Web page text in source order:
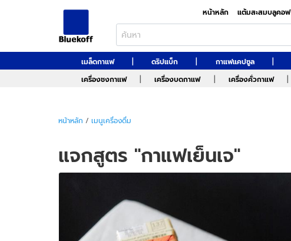
หน้าหลัก แต้มสะสมบลูคอฟ
เมล็ดกาแฟ | ดริปแบ็ก | กาแฟแคปซูล |
เครื่องชงกาแฟ
| เครื่องบดกาแฟ | เครื่องคั่วกาแฟ |
หน้าหลัก / เมนูเครื่องดื่ม
แจกสูตร "กาแฟเย็นเจ"